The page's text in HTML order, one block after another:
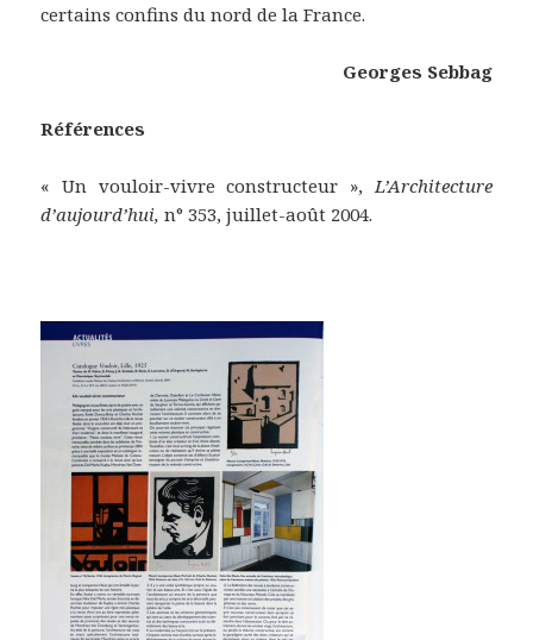
certains confins du nord de la France.
Georges Sebbag
Références
« Un vouloir-vivre constructeur »,L’Architecture
d’aujourd’hui,n° 353, juillet-août 2004.